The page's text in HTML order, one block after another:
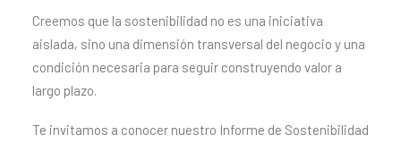
Creemos que la sostenibilidad no es una iniciativa
aislada, sino una dimensión transversal del negocio y una
condición necesaria para seguir construyendo valor a
largo plazo.
Te invitamos a conocer nuestro Informe de Sostenibilidad